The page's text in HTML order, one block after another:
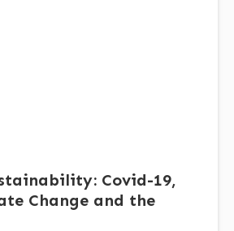
Covid-19,
Change and the